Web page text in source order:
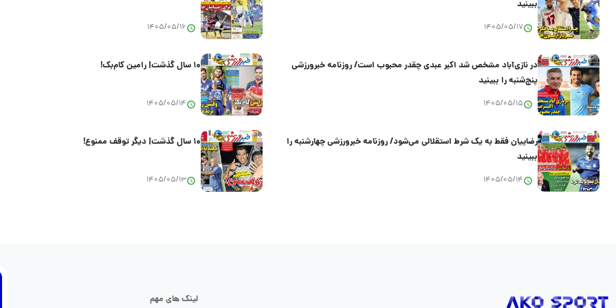
ببینید
1405/05/17
1405/05/16
در نازی‌آباد مشخص شد اکبر عبدی چقدر محبوب است/ روزنامه خبرورزشی
پنج‌شنبه را ببینید
1405/05/15
۱۰ سال گذشت| رامین کام‌بک!
1405/05/14
رضاییان فقط به یک شرط استقلالی می‌شود/ روزنامه خبرورزشی چهارشنبه را
ببینید
1405/05/14
۱۰ سال گذشت| دیگر توقف ممنوع!
1405/05/13
لینک های مهم